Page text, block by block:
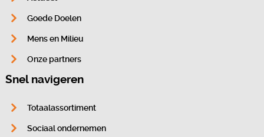
Goede Doelen
Mens en Milieu
Onze partners
Snel navigeren
Totaalassortiment
Sociaal ondernemen